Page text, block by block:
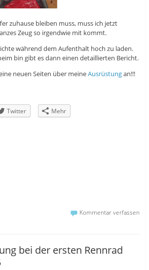
zuhause bleiben muss, muss ich jetzt
Zeug so irgendwie mit kommt.
während dem Aufenthalt hoch zu laden.
bin gibt es dann einen detaillierten Bericht.
neuen Seiten über meineAusrüstungan!!!
Twitter Mehr
Kommentar verfassen
bei der ersten Rennrad